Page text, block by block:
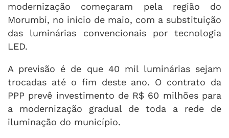
modernização começaram pela região do
Morumbi, no início de maio, com a substituição
das luminárias convencionais por tecnologia
LED.
A previsão é de que 40 mil luminárias sejam
trocadas até o fim deste ano. O contrato da
PPP prevê investimento de R$ 60 milhões para
a modernização gradual de toda a rede de
iluminação do município.